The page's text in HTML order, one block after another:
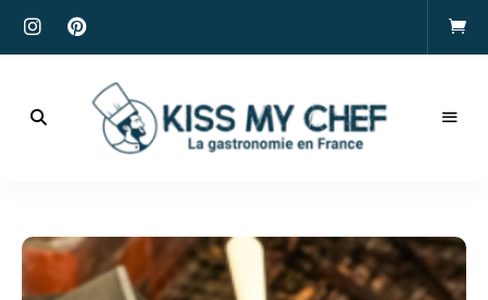
My
Chef